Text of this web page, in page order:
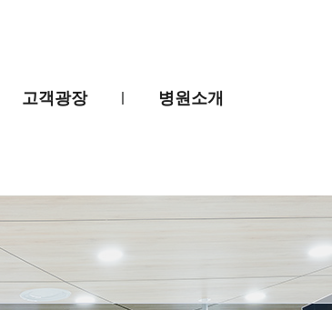
고객광장 병원소개